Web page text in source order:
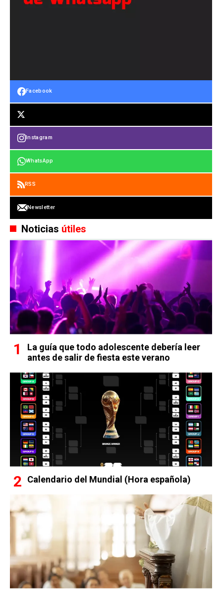
Facebook
Instagram
WhatsApp
RSS
Newsletter
Noticias útiles
La guía que todo adolescente debería leer
antes de salir de fiesta este verano
Calendario del Mundial (Hora española)